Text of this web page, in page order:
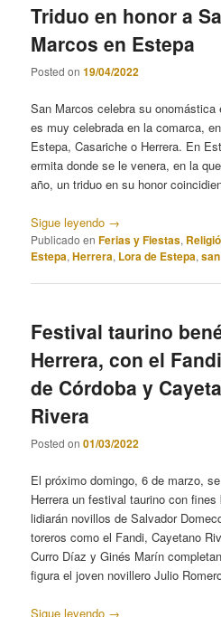
Triduo en honor a
Marcos en Estepa
Posted on19/04/2022
San Marcos celebra su
es muy celebrada en la comarca,
Estepa, Casariche o Herrera. En
ermita donde se le venera, en la
año, un triduo en su honor
Sigue leyendo →
Publicado en Ferias y Fiestas,
Estepa,Herrera, Lora de Estepa,
Festival taurino
Herrera, con el
de Córdoba y
Rivera
Posted on01/03/2022
El próximo domingo, 6 de marzo,
Herrera un festival taurino con
lidiarán novillos de Salvador
toreros como el Fandi, Cayetano
Curro Díaz y Ginés Marín
figura el joven novillero Julio
Sigue leyendo →